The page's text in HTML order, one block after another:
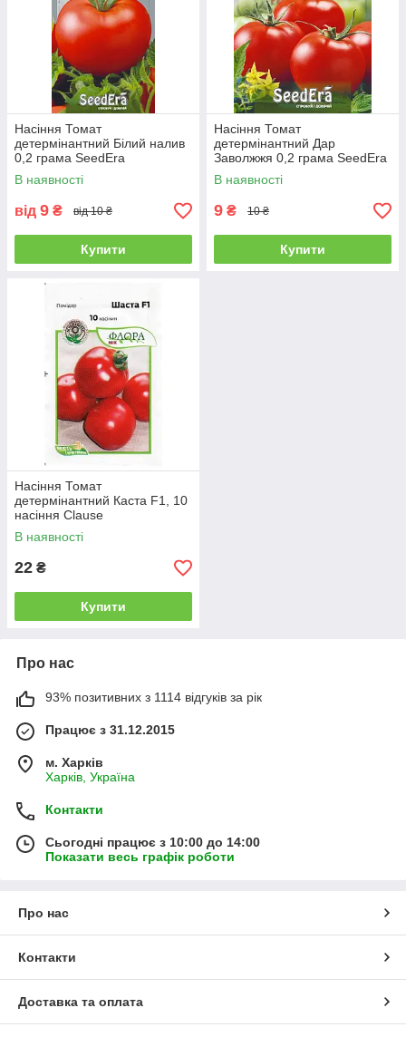
Насіння Томат
детермінантний Білий налив
0,2 грама SeedEra
В наявності
від 9 ₴ від 10 ₴
Купити
Насіння Томат
детермінантний Дар
Заволжжя 0,2 грама SeedEra
В наявності
9 ₴ 10 ₴
Купити
Насіння Томат
детермінантний Каста F1, 10
насіння Clause
В наявності
22 ₴
Купити
Про нас
93% позитивних з 1114 відгуків за рік
Працює з 31.12.2015
м. Харків
Харків, Україна
Контакти
Сьогодні працює з 10:00 до 14:00
Показати весь графік роботи
Про нас
Контакти
Доставка та оплата